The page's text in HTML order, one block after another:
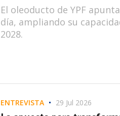
El oleoducto de YPF
día, ampliando su
2028.
ENTREVISTA 29 Jul 2026